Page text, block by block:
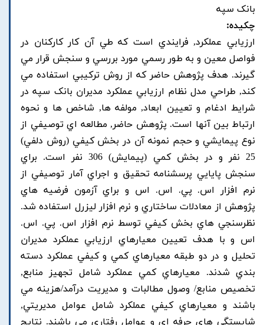
بانک سپه
چکیده:
ارزيابي عملکرد, فرايندي است که طي آن کار کارکنان در
فواصل معين و به طور رسمي مورد بررسي و سنجش قرار مي
گيرند. هدف پژوهش حاضر که از روش ترکيبي استفاده مي
کند, طراحي مدل نظام ارزيابي عملکرد مديران بانک سپه در
شرايط ادغام و تعيين ابعاد, مولفه ها, شاخص ها و نحوه
ارتباط بين آنها است. پژوهش حاضر, مطالعه اي توصيفي از
نوع پيمايشي و حجم نمونه آن در بخش کيفي (روش دلفي)
25 نفر و در بخش کمي (پيمايش) 306 نفر است. براي
سنجش پايايي پرسشنامه تحقيق و اجراي آمار توصيفي از
نرم افزار اس. پي. اس. اس و براي آزمون فرضيه هاي
پژوهش از معادلات ساختاري و نرم افزار ليزرل استفاده شد.
نظرسنجي هاي بخش کيفي توسط نرم افزار اس. پي. اس.
اس و با هدف تعيين معيارهاي ارزيابي عملکرد مديران
تحليل و در دو طبقه معيارهاي کمي و کيفي عملکرد دسته
بندي شدند. معيارهاي کمي عملکرد شامل تجهيز منابع,
تخصيص منابع/ وصول مطالبات و مديريت درآمد/هزينه مي
باشند و معيارهاي کيفي عملکرد شامل عوامل مديريتي,
شايستگي هاي حرفه اي و عوامل رفتاري مي باشند. نتايج